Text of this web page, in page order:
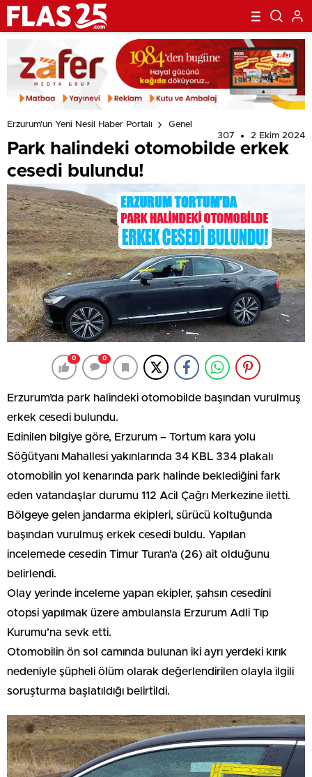
Erzurum'un Yeni Nesil Haber Portalı
Genel
307
2 Ekim 2024
Park halindeki otomobilde erkek
cesedi bulundu!
0 0
Erzurum’da park halindeki otomobilde başından vurulmuş
erkek cesedi bulundu.
Edinilen bilgiye göre, Erzurum – Tortum kara yolu
Söğütyanı Mahallesi yakınlarında 34 KBL 334 plakalı
otomobilin yol kenarında park halinde beklediğini fark
eden vatandaşlar durumu 112 Acil Çağrı Merkezine iletti.
Bölgeye gelen jandarma ekipleri, sürücü koltuğunda
başından vurulmuş erkek cesedi buldu. Yapılan
incelemede cesedin Timur Turan’a (26) ait olduğunu
belirlendi.
Olay yerinde inceleme yapan ekipler, şahsın cesedini
otopsi yapılmak üzere ambulansla Erzurum Adli Tıp
Kurumu’na sevk etti.
Otomobilin ön sol camında bulunan iki ayrı yerdeki kırık
nedeniyle şüpheli ölüm olarak değerlendirilen olayla ilgili
soruşturma başlatıldığı belirtildi.